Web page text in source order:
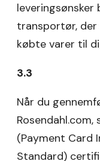
leveringsønsker
transportør, der
købte varer til
3.3
Når du
Rosendahl.com,
(Payment Card
Standard)